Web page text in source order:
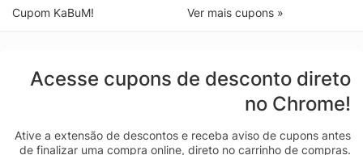
Cupom KaBuM!
Ver mais cupons »
Acesse cupons de desconto direto
no Chrome!
Ative a extensão de descontos e receba aviso de cupons antes
de finalizar uma compra online, direto no carrinho de compras.